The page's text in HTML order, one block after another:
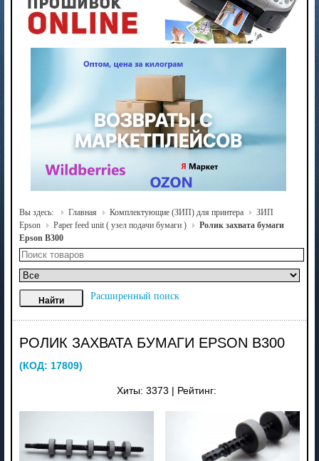
Вы здесь: Главная Комплектующие (ЗИП) для принтера
ЗИП
Epson
Paper feed unit ( узел подачи бумаги )
Ролик захвата бумаги
Epson B300
Расширенный поиск
РОЛИК ЗАХВАТА БУМАГИ EPSON B300
(КОД: 17809)
Хиты: 3373 Рейтинг: